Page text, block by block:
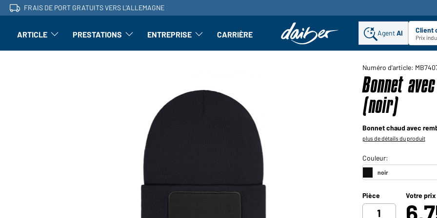
FRAIS DE PORT GRATUITS VERS L'ALLEMAGNE
ARTICLE l'article : Ouvrir le sous-menu
PRESTATIONS Perfectionnement : ouvrir le sous-menu
ENTREPRISE L'entreprise : Ouvrir le sous-menu
CARRIÈRE AgentAI Client
Prix
Numéro d'article:
Bonnet
(noir)
Bonnet chaud avec
plus de détails du produit
Pièce Votre